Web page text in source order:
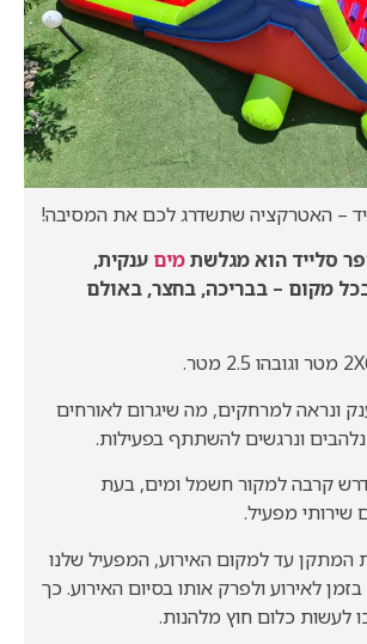
– האטרקציה שתשדרג לכם את המסיבה!
סלייד הוא מגלשתמים ענקית,
מקום – בבריכה, בחצר, באולם
ונראה למרחקים, מה שיגרום לאורחים
ונרגשים להשתתף בפעילות.
קרבה למקור חשמל ומים, בעת
שירותי מפעיל.
עד למקום האירוע, המפעיל שלנו
לאירוע ולפרק אותו בסיום האירוע. כך
כלום חוץ מלהנות.